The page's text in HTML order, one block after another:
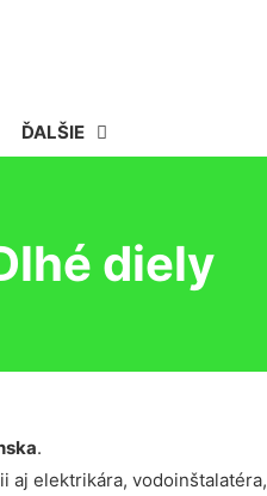
ĎALŠIE
diely
.
aj elektrikára,